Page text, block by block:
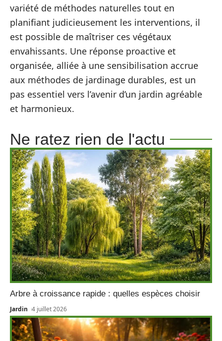
variété de méthodes naturelles tout en
planifiant judicieusement les interventions, il
est possible de maîtriser ces végétaux
envahissants. Une réponse proactive et
organisée, alliée à une sensibilisation accrue
aux méthodes de jardinage durables, est un
pas essentiel vers l’avenir d’un jardin agréable
et harmonieux.
Ne ratez rien de l'actu
Arbre à croissance rapide : quelles espèces choisir
Jardin 4 juillet 2026